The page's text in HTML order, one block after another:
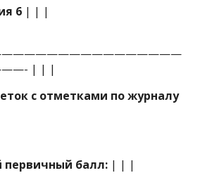
6 | | |
| | |
с отметками по журналу
балл: | | |